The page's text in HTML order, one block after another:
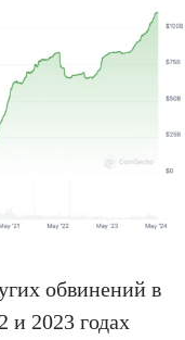
обвинений в
и 2023 годах